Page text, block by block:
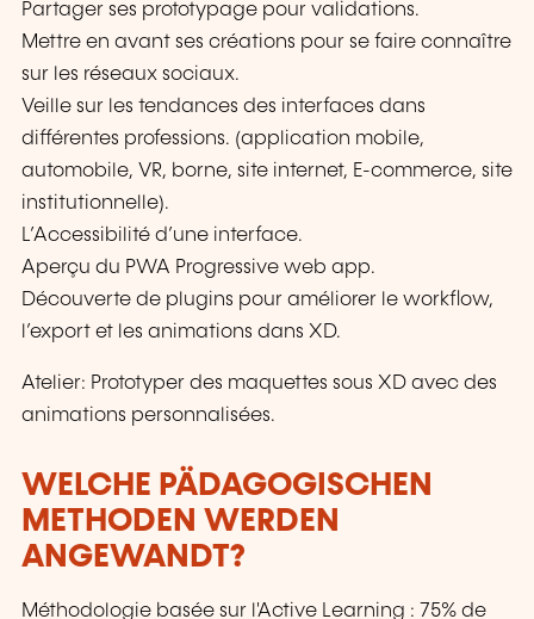
Partager ses prototypage pour validations.
Mettre en avant ses créations pour se faire connaître
sur les réseaux sociaux.
Veille sur les tendances des interfaces dans
différentes professions. (application mobile,
automobile, VR, borne, site internet, E-commerce, site
institutionnelle).
L’Accessibilité d’une interface.
Aperçu du PWA Progressive web app.
Découverte de plugins pour améliorer le workflow,
l’export et les animations dans XD.
Atelier: Prototyper des maquettes sous XD avec des
animations personnalisées.
WELCHE PÄDAGOGISCHEN
METHODEN WERDEN
ANGEWANDT?
Méthodologie basée sur l'Active Learning : 75% de